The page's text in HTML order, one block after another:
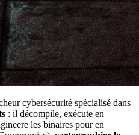
cybersécurité spécialisé dans
: il décompile, exécute en
les binaires pour en